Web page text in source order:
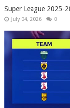
Super League 2025-
July 04, 2026 0